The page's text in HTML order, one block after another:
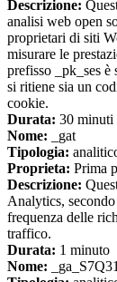
Descrizione:
analisi web open
proprietari di siti
misurare le
prefisso _pk_ses è
si ritiene sia un
cookie.
Durata: 30 minuti
Nome: _gat
Tipologia:
Proprieta: Prima
Descrizione:
Analytics,
frequenza delle
traffico.
Durata: 1 minuto
Nome: